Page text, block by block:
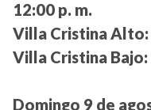
12:00 p. m.
Villa Cristina Alto:
Villa Cristina Bajo:
Domingo 9 de